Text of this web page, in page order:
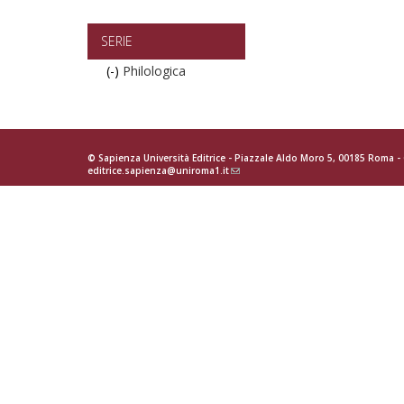
umanistici
filter
SERIE
(-) Remove
Philologica
© Sapienza Università Editrice - Piazzale Aldo Moro 5, 00185 Roma -
editrice.sapienza@uniroma1.it(link
sends